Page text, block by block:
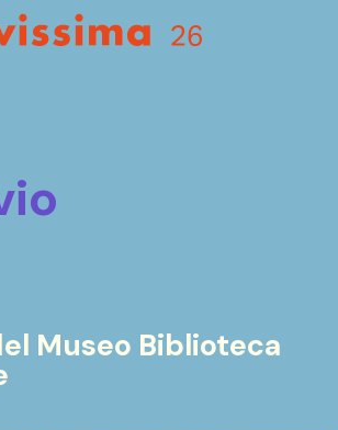
Museo Biblioteca